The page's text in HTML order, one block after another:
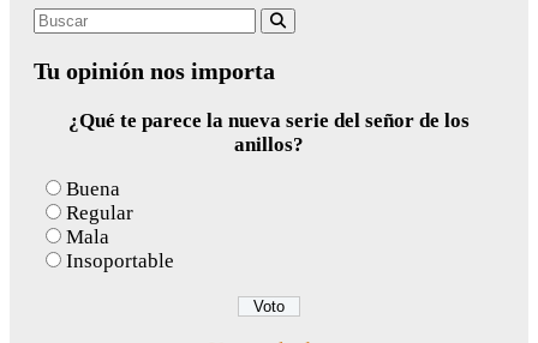
Search
Tu opinión nos importa
¿Qué te parece la nueva serie del señor de los
anillos?
Buena
Regular
Mala
Insoportable